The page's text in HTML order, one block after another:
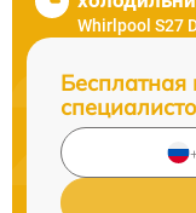
Whirlpool S27
Бесплатная